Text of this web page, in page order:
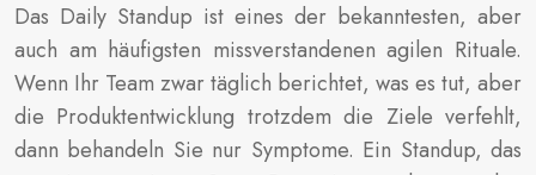
Das Daily Standup ist eines der bekanntesten, aber
auch am häufigsten missverstandenen agilen Rituale.
Wenn Ihr Team zwar täglich berichtet, was es tut, aber
die Produktentwicklung trotzdem die Ziele verfehlt,
dann behandeln Sie nur Symptome. Ein Standup, das